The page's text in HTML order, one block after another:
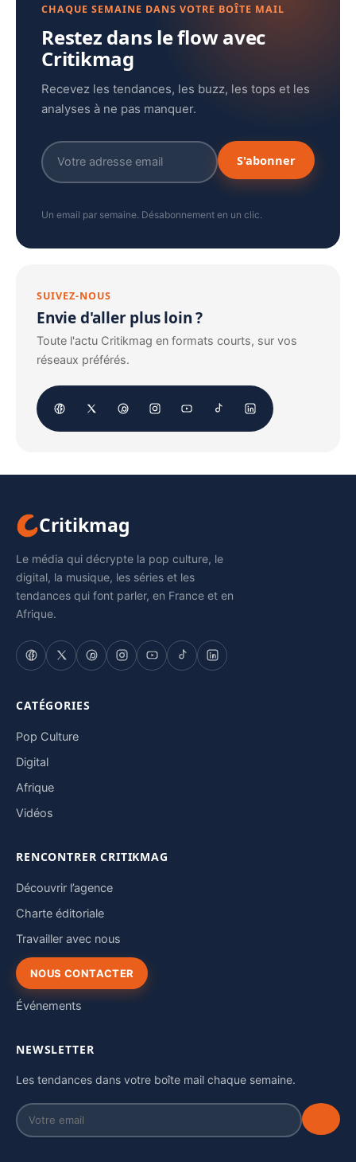
CHAQUE SEMAINE DANS VOTRE BOÎTE MAIL
Restez dans le flow avec
Critikmag
Recevez les tendances, les buzz, les tops et les
analyses à ne pas manquer.
S'abonner
Un email par semaine. Désabonnement en un clic.
SUIVEZ-NOUS
Envie d'aller plus loin ?
Toute l'actu Critikmag en formats courts, sur vos
réseaux préférés.
Critikmag
Le média qui décrypte la pop culture, le
digital, la musique, les séries et les
tendances qui font parler, en France et en
Afrique.
CATÉGORIES
Pop Culture
Digital
Afrique
Vidéos
RENCONTRER CRITIKMAG
Découvrir l’agence
Charte éditoriale
Travailler avec nous
NOUS CONTACTER
Événements
NEWSLETTER
Les tendances dans votre boîte mail chaque semaine.